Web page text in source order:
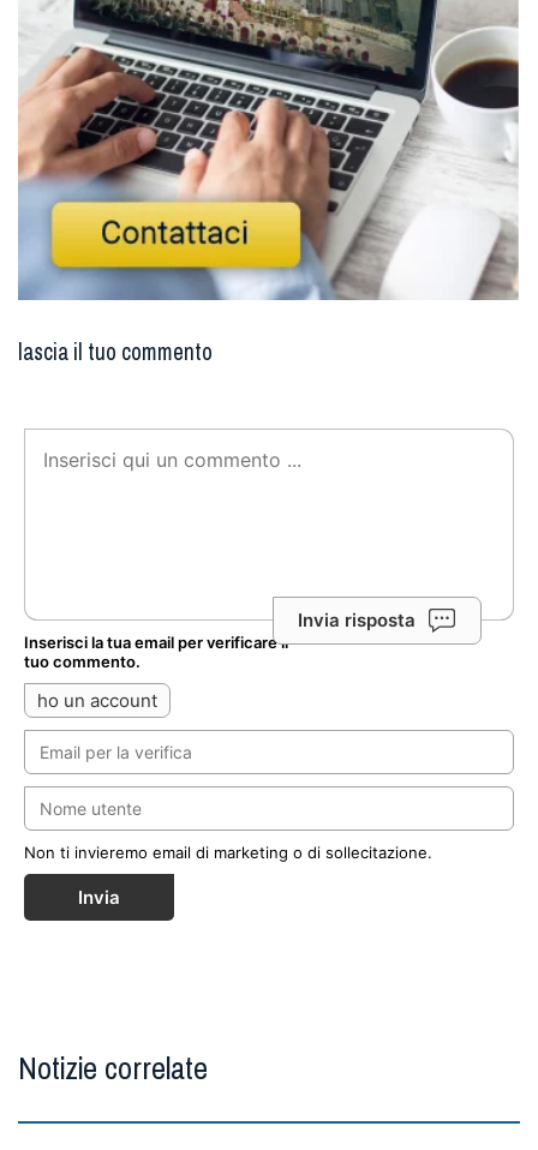
lascia il tuo commento
Invia risposta
Inserisci la tua email per verificare il
tuo commento.
ho un account
Non ti invieremo email di marketing o di sollecitazione.
Invia
Notizie correlate